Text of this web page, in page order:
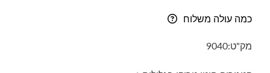
בגליל-
אפור
כמה עולה משלוח
מק"ט:9040